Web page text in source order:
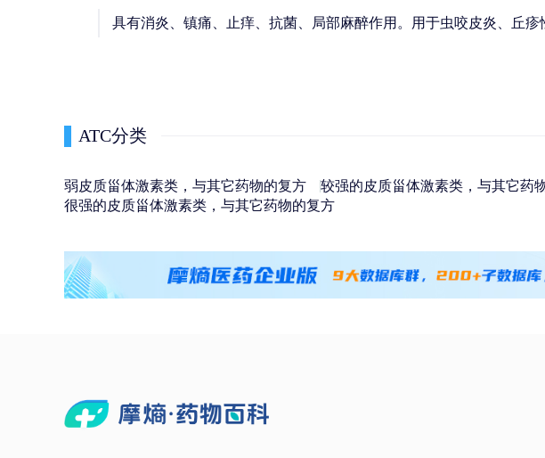
具有消炎、镇痛、止痒、抗菌、局部麻醉作用。用于虫咬皮炎、丘
ATC分类
弱皮质甾体激素类，与其它药物的复方 较强的皮质甾体激素类，与其它药
很强的皮质甾体激素类，与其它药物的复方